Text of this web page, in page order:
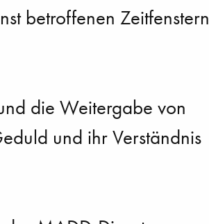
betroffenen Zeitfenstern
die Weitergabe von
und ihr Verständnis